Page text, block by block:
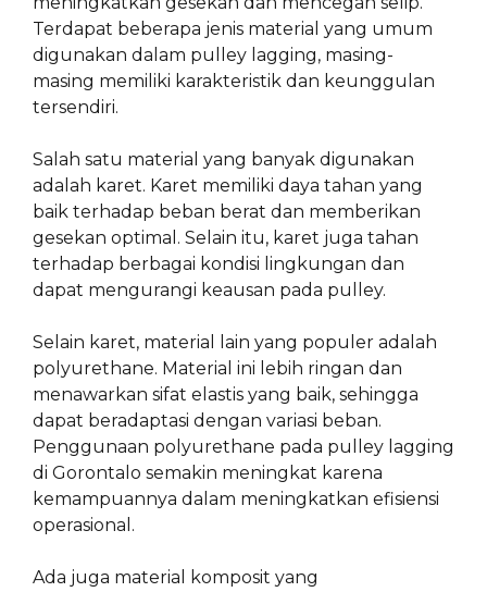
Terdapat beberapa jenis material yang umum
digunakan dalam pulley lagging, masing-
masing memiliki karakteristik dan keunggulan
tersendiri.
Salah satu material yang banyak digunakan
adalah karet. Karet memiliki daya tahan yang
baik terhadap beban berat dan memberikan
gesekan optimal. Selain itu, karet juga tahan
terhadap berbagai kondisi lingkungan dan
dapat mengurangi keausan pada pulley.
Selain karet, material lain yang populer adalah
polyurethane. Material ini lebih ringan dan
menawarkan sifat elastis yang baik, sehingga
dapat beradaptasi dengan variasi beban.
Penggunaan polyurethane pada pulley lagging
di Gorontalo semakin meningkat karena
kemampuannya dalam meningkatkan efisiensi
operasional.
Ada juga material komposit yang